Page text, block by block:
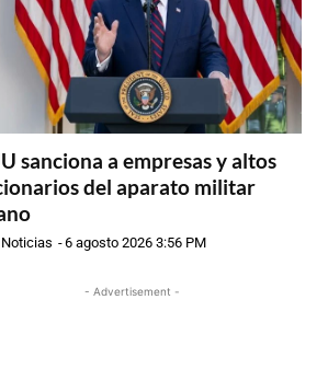
sanciona a empresas y altos
del aparato militar
-6 agosto 2026 3:56 PM
- Advertisement -